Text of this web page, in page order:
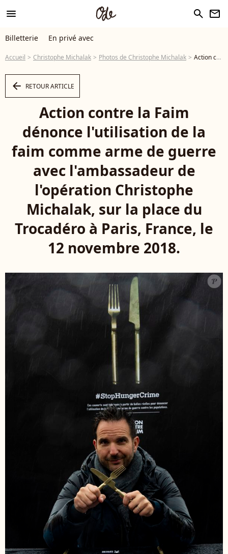
menu search newsletter
Billetterie En privé avec
Accueil Christophe Michalak Photos de Christophe Michalak Action contre la Faim dénonce l'utilisation de la faim comme arme de guerre avec l'ambassadeur de l'opération Christophe Michalak, sur la place du Trocadéro à Paris, France, le 12 novembre 2018. © Pierre Perusseau/Bestimage - Photo
arrow_left RETOUR ARTICLE
Action contre la Faim
dénonce l'utilisation de la
faim comme arme de guerre
avec l'ambassadeur de
l'opération Christophe
Michalak, sur la place du
Trocadéro à Paris, France, le
12 novembre 2018.